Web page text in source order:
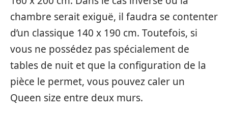
chambre serait exiguë, il faudra se contenter
d’un classique 140 x 190 cm. Toutefois, si
vous ne possédez pas spécialement de
tables de nuit et que la configuration de la
pièce le permet, vous pouvez caler un
Queen size entre deux murs.